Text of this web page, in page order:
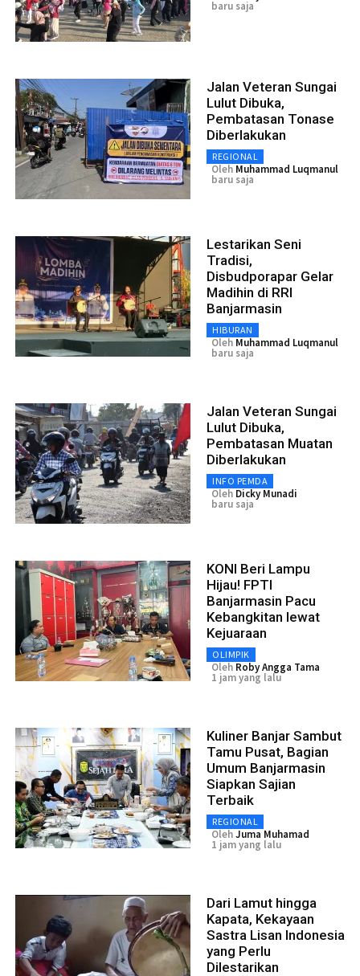
baru saja
Jalan Veteran Sungai
Lulut Dibuka,
Pembatasan Tonase
Diberlakukan
REGIONAL
Oleh Muhammad Luqmanul
baru saja
Lestarikan Seni
Tradisi,
Disbudporapar Gelar
Madihin di RRI
Banjarmasin
HIBURAN
Oleh Muhammad Luqmanul
baru saja
Jalan Veteran Sungai
Lulut Dibuka,
Pembatasan Muatan
Diberlakukan
INFO PEMDA
Oleh Dicky Munadi
baru saja
KONI Beri Lampu
Hijau! FPTI
Banjarmasin Pacu
Kebangkitan lewat
Kejuaraan
OLIMPIK
Oleh Roby Angga Tama
1 jam yang lalu
Kuliner Banjar Sambut
Tamu Pusat, Bagian
Umum Banjarmasin
Siapkan Sajian
Terbaik
REGIONAL
OlehJuma Muhamad
1 jam yang lalu
Dari Lamut hingga
Kapata, Kekayaan
Sastra Lisan Indonesia
yang Perlu
Dilestarikan